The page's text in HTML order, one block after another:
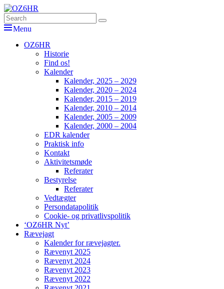
Skip
to
content
OZ6HR
EDR Horsens Afdeling
Search
for:
Søg
Menu
PrimærOZ6HR
Historie
Find os!
Kalender
Kalender, 2025 – 2029
Kalender, 2020 – 2024
Kalender, 2015 – 2019
Kalender, 2010 – 2014
Kalender, 2005 – 2009
Kalender, 2000 – 2004
EDR kalender
Praktisk info
Kontakt
Aktivitetsmøde
Referater
Bestyrelse
Referater
Vedtægter
Persondatapolitik
Cookie- og privatlivspolitik
‘OZ6HR Nyt’
Rævejagt
Kalender for rævejagter.
Rævenyt 2025
Rævenyt 2024
Rævenyt 2023
Rævenyt 2022